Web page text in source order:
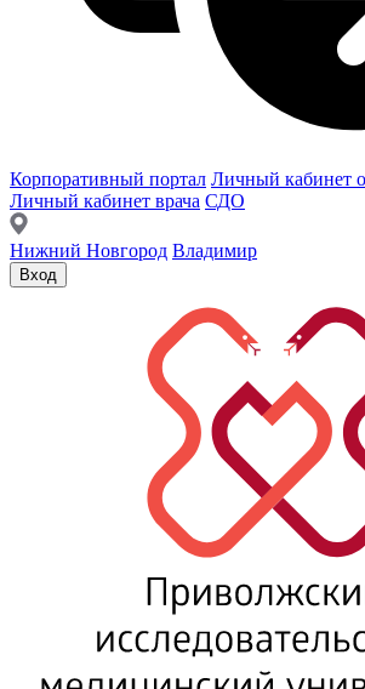
Корпоративный портал Личный кабинет
Личный кабинет врача СДО
Нижний Новгород Владимир
Вход